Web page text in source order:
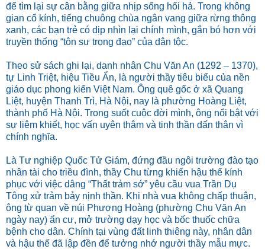
để tìm lại sự cân bằng giữa nhịp sống hối hả. Trong không
gian cổ kính, tiếng chuông chùa ngân vang giữa rừng thông
xanh, các bạn trẻ có dịp nhìn lại chính mình, gắn bó hơn với
truyền thống “tôn sư trọng đạo” của dân tộc.
Theo sử sách ghi lại, danh nhân Chu Văn An (1292 – 1370),
tự Linh Triệt, hiệu Tiều Ẩn, là người thầy tiêu biểu của nền
giáo dục phong kiến Việt Nam. Ông quê gốc ở xã Quang
Liệt, huyện Thanh Trì, Hà Nội, nay là phường Hoàng Liệt,
thành phố Hà Nội. Trong suốt cuộc đời mình, ông nổi bật với
sự liêm khiết, học vấn uyên thâm và tinh thần dấn thân vì
chính nghĩa.
Là Tư nghiệp Quốc Tử Giám, đứng đầu ngôi trường đào tạo
nhân tài cho triều đình, thầy Chu từng khiến hậu thế kính
phục với việc dâng “Thất trảm sớ” yêu cầu vua Trần Dụ
Tông xử trảm bảy nịnh thần. Khi nhà vua không chấp thuận,
ông từ quan về núi Phượng Hoàng (phường Chu Văn An
ngày nay) ẩn cư, mở trường dạy học và bốc thuốc chữa
bệnh cho dân. Chính tại vùng đất linh thiêng này, nhân dân
và hậu thế đã lập đền để tưởng nhớ người thầy mẫu mực.